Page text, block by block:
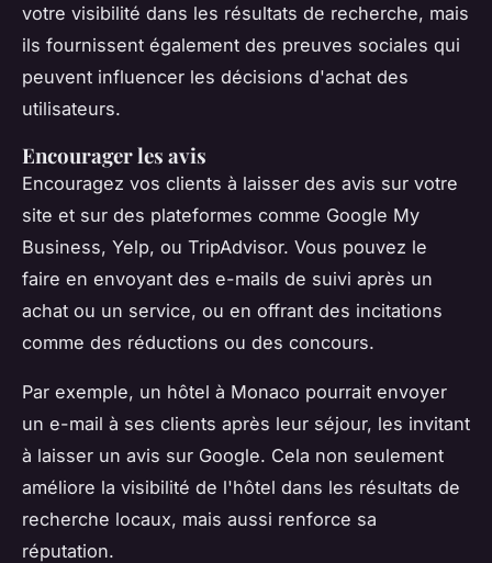
votre visibilité dans les résultats de recherche, mais
ils fournissent également des preuves sociales qui
peuvent influencer les décisions d'achat des
utilisateurs.
Encourager les avis
Encouragez vos clients à laisser des avis sur votre
site et sur des plateformes comme Google My
Business, Yelp, ou TripAdvisor. Vous pouvez le
faire en envoyant des e-mails de suivi après un
achat ou un service, ou en offrant des incitations
comme des réductions ou des concours.
Par exemple, un hôtel à Monaco pourrait envoyer
un e-mail à ses clients après leur séjour, les invitant
à laisser un avis sur Google. Cela non seulement
améliore la visibilité de l'hôtel dans les résultats de
recherche locaux, mais aussi renforce sa
réputation.